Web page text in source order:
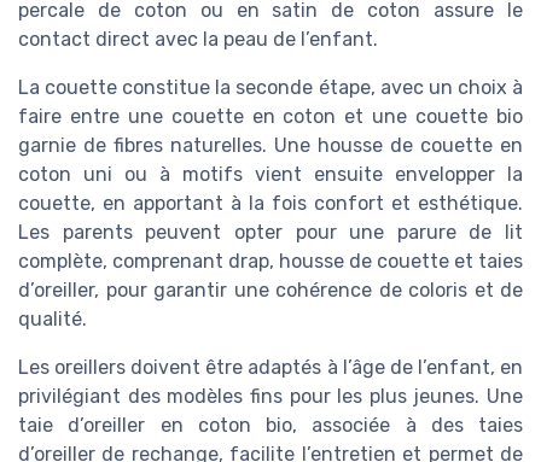
percale de coton ou en satin de coton assure le
contact direct avec la peau de l’enfant.
La couette constitue la seconde étape, avec un choix à
faire entre une couette en coton et une couette bio
garnie de fibres naturelles. Une housse de couette en
coton uni ou à motifs vient ensuite envelopper la
couette, en apportant à la fois confort et esthétique.
Les parents peuvent opter pour une parure de lit
complète, comprenant drap, housse de couette et taies
d’oreiller, pour garantir une cohérence de coloris et de
qualité.
Les oreillers doivent être adaptés à l’âge de l’enfant, en
privilégiant des modèles fins pour les plus jeunes. Une
taie d’oreiller en coton bio, associée à des taies
d’oreiller de rechange, facilite l’entretien et permet de